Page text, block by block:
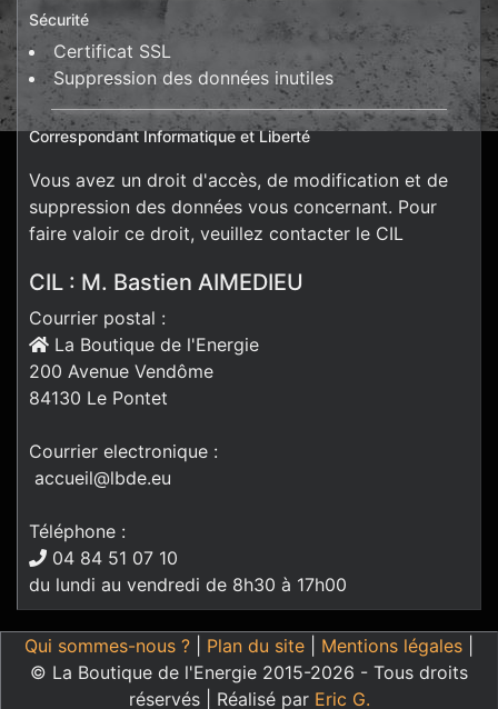
Sécurité
Certificat SSL
Suppression des données inutiles
Correspondant Informatique et Liberté
Vous avez un droit d'accès, de modification et de
suppression des données vous concernant. Pour
faire valoir ce droit, veuillez contacter le CIL
CIL : M. Bastien AIMEDIEU
Courrier postal :
La Boutique de l'Energie
200 Avenue Vendôme
84130 Le Pontet
Courrier electronique :
accueil@lbde.eu
Téléphone :
04 84 51 07 10
du lundi au vendredi de 8h30 à 17h00
Qui sommes-nous ? Plan du site Mentions légales
© La Boutique de l'Energie 2015-2026 - Tous droits
réservés | Réalisé par Eric G.